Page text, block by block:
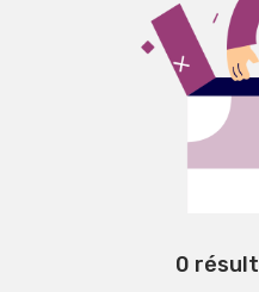
0